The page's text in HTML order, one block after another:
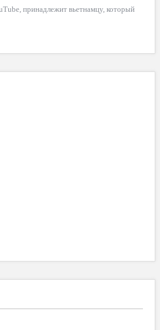
принадлежит вьетнамцу, который